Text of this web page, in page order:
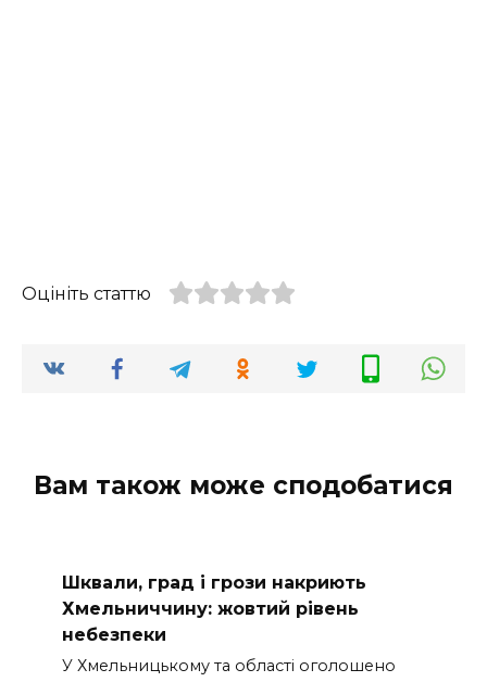
Оцініть статтю
Вам також може сподобатися
Шквали, град і грози накриють
Хмельниччину: жовтий рівень
небезпеки
У Хмельницькому та області оголошено